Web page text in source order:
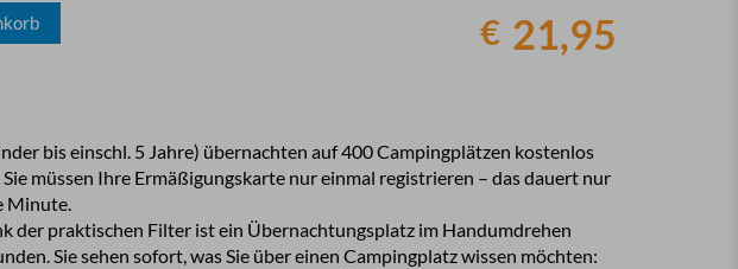
€ 21,95
müssen Ihre Ermäßigungskarte nur einmal registrieren – das dauert nur
Minute.
der praktischen Filter ist ein Übernachtungsplatz im Handumdrehen
Sie sehen sofort, was Sie über einen Campingplatz wissen möchten: